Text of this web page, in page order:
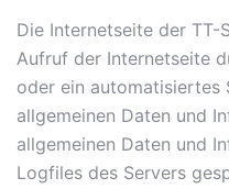
Die Internetseite der
Aufruf der Internetseite
oder ein automatisiertes
allgemeinen Daten und
allgemeinen Daten und
Logfiles des Servers